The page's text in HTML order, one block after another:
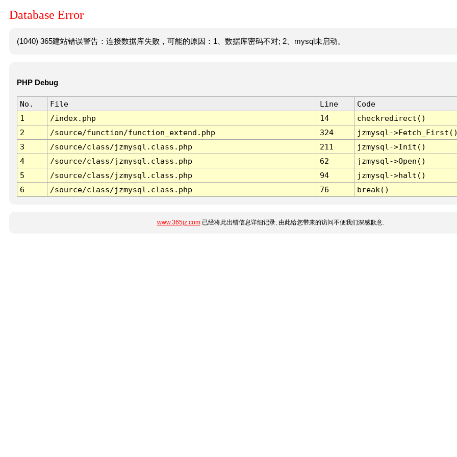
Database Error
(1040) 365建站错误警告：连接数据库失败，可能的原因：1、数据库密码不对; 2、mysql未启动。
PHP Debug
No. File Line
Code
1
/index.php 14
checkredirect()
2
/source/function/function_extend.php 324
jzmysql-
3
/source/class/jzmysql.class.php 211
jzmysql->Init()
4
/source/class/jzmysql.class.php 62
jzmysql->Open()
5
/source/class/jzmysql.class.php 94
jzmysql->halt()
6
/source/class/jzmysql.class.php 76 break()
www.365jz.com已经将此出错信息详细记录, 由此给您带来的访问不便我们深感歉意.